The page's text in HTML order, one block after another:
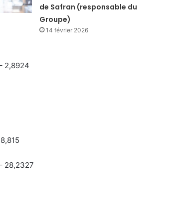
de Safran (responsable du
Groupe)
14 février 2026
2,8924
28,2327